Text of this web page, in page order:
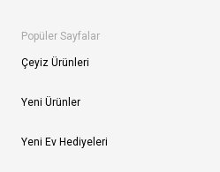
Popüler Sayfalar
Çeyiz Ürünleri
Yeni Ürünler
Yeni Ev Hediyeleri